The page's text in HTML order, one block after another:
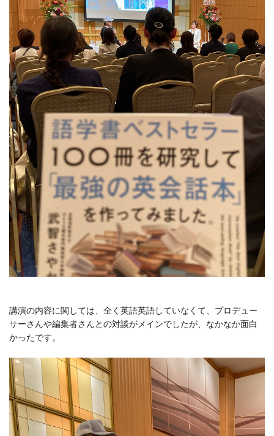
講演の内容に関しては、全く英語英語していなくて、プロデュー
サーさんや編集者さんとの対談がメインでしたが、なかなか面白
かったです。